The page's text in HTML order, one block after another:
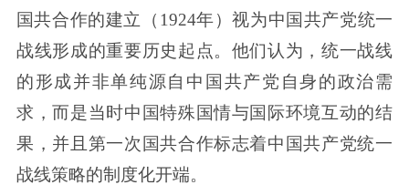
国共合作的建立（1924年）视为中国共产党统一
战线形成的重要历史起点。他们认为，统一战线
的形成并非单纯源自中国共产党自身的政治需
求，而是当时中国特殊国情与国际环境互动的结
果，并且第一次国共合作标志着中国共产党统一
战线策略的制度化开端。